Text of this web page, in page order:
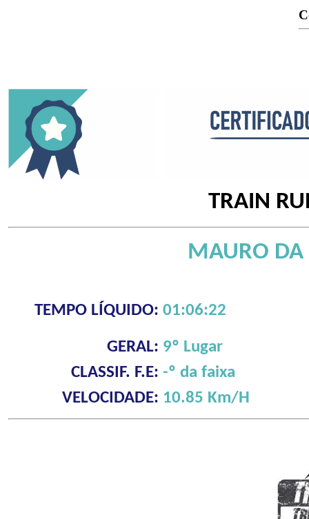
TRAIN
MAURO DA
TEMPO LÍQUIDO: 01:06:22
GERAL: 9º Lugar
CLASSIF. F.E: -º da faixa
VELOCIDADE: 10.85 Km/H